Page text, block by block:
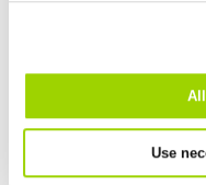
Use
perfektné